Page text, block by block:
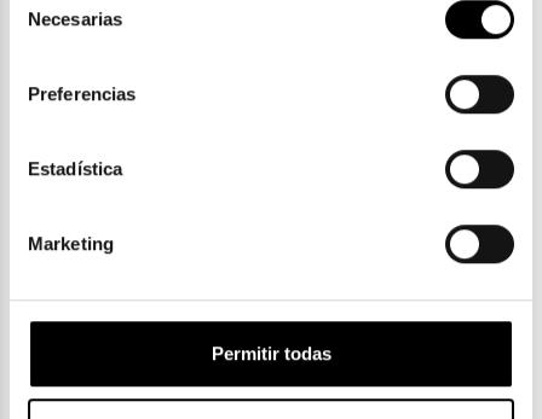
la política de privacidad en el siguiente
. Consulta
Necesarias
Preferencias
Estadística
Marketing
Permitir todas
VOGUE EYEWEAR 5642SU
2 colores En Stock